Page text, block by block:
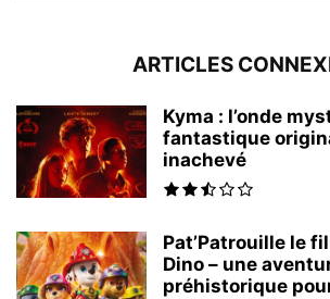
ARTICLES
Kyma : l’onde
fantastique
inachevé
Pat’Patrouille le
Dino – une
préhistorique